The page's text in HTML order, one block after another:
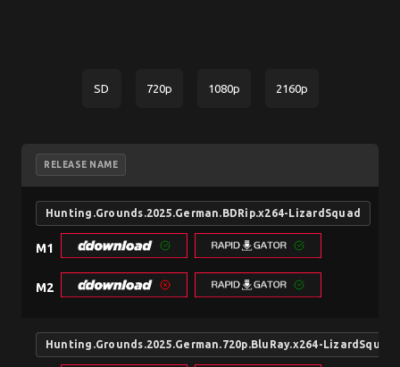
SD 720p 1080p 2160p
RELEASE NAME
Hunting.Grounds.2025.German.BDRip.x264-LizardSquad
M1
M2
Hunting.Grounds.2025.German.720p.BluRay.x264-LizardSquad